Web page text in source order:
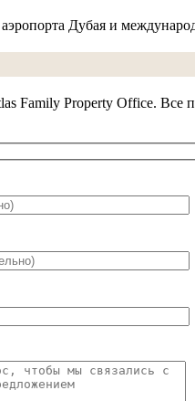
Дубая и
Family Property Office. Все